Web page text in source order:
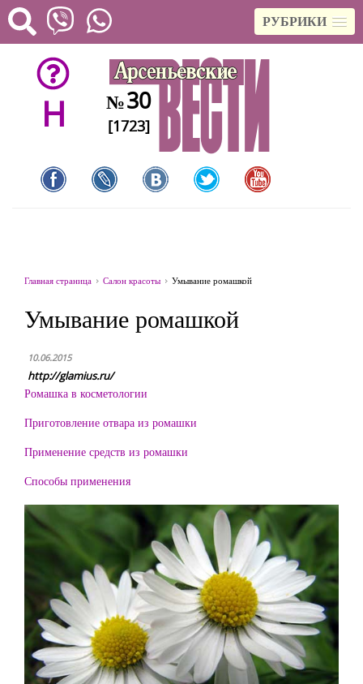
РУБРИКИ
H №30
[1723]
Главная страница Салон красоты Умывание ромашкой
Умывание ромашкой
10.06.2015
http://glamius.ru/
Ромашка в косметологии
Приготовление отвара из ромашки
Применение средств из ромашки
Способы применения